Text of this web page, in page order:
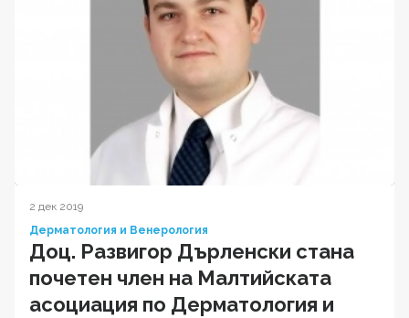
2 дек 2019
Дерматология и Венерология
Доц. Развигор Дърленски стана
почетен член на Малтийската
асоциация по Дерматология и